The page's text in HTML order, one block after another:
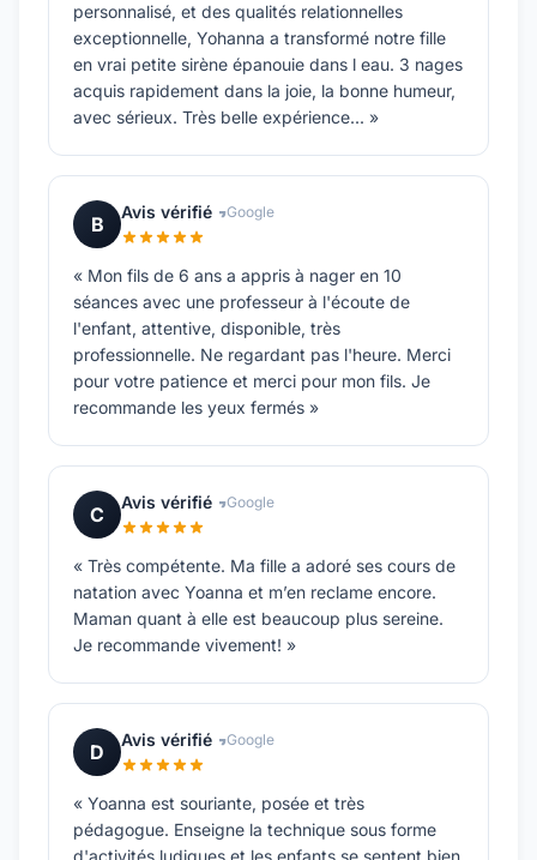
personnalisé, et des qualités relationnelles
exceptionnelle, Yohanna a transformé notre fille
en vrai petite sirène épanouie dans l eau. 3 nages
acquis rapidement dans la joie, la bonne humeur,
avec sérieux. Très belle expérience... »
B
Avis vérifié Google
« Mon fils de 6 ans a appris à nager en 10
séances avec une professeur à l'écoute de
l'enfant, attentive, disponible, très
professionnelle. Ne regardant pas l'heure. Merci
pour votre patience et merci pour mon fils. Je
recommande les yeux fermés »
C
Avis vérifié Google
« Très compétente. Ma fille a adoré ses cours de
natation avec Yoanna et m’en reclame encore.
Maman quant à elle est beaucoup plus sereine.
Je recommande vivement! »
D
Avis vérifié Google
« Yoanna est souriante, posée et très
pédagogue. Enseigne la technique sous forme